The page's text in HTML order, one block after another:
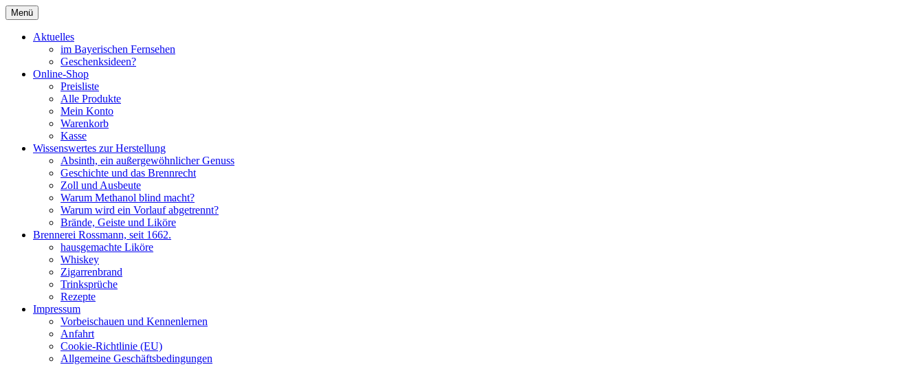
Brennerei Rossmann Albstadt
Menü Zum
Inhalt
springen
Aktuelles
im Bayerischen Fernsehen
Geschenksideen?
Online-Shop
Preisliste
Alle Produkte
Mein Konto
Warenkorb
Kasse
Wissenswertes zur Herstellung
Absinth, ein außergewöhnlicher Genuss
Geschichte und das Brennrecht
Zoll und Ausbeute
Warum Methanol blind macht?
Warum wird ein Vorlauf abgetrennt?
Brände, Geiste und Liköre
Brennerei Rossmann, seit 1662.
hausgemachte Liköre
Whiskey
Zigarrenbrand
Trinksprüche
Rezepte
Impressum
Vorbeischauen und Kennenlernen
Anfahrt
Cookie-Richtlinie (EU)
Allgemeine Geschäftsbedingungen